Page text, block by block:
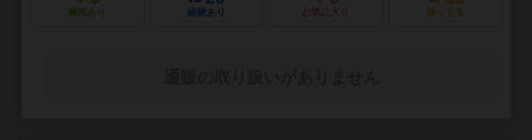
興味あり 経験あり お気に入り 持ってる